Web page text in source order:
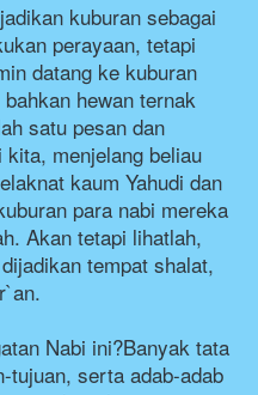
kuburan sebagai
perayaan, tetapi
datang ke kuburan
hewan ternak
satu pesan dan
menjelang beliau
kaum Yahudi dan
para nabi mereka
Akan tetapi lihatlah,
tempat shalat,
Nabi ini?Banyak tata
tujuan, serta adab-adab